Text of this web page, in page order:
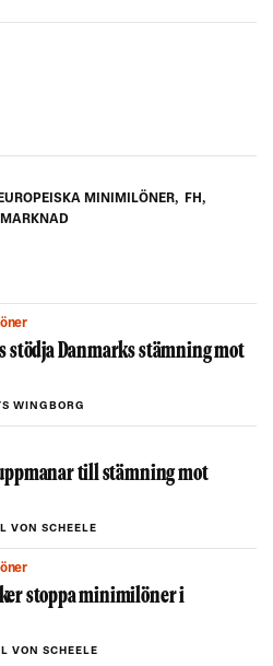
EUROPEISKA MINIMILÖNER, FH ,
stödja Danmarks stämning mot
WINGBORG
till stämning mot
VON SCHEELE
stoppa minimilöner i
VON SCHEELE